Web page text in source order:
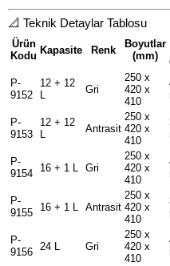
📐 Teknik Detaylar Tablosu
Ürün
Kodu Kapasite Renk
Boyutlar
(mm)
P-
9152
12 + 12
Gri
250 x
420 x
410
P-
9153
12 + 12
Antrasit
250 x
420 x
410
P-
9154
16 + 1 L Gri
250 x
420 x
410
P-
9155
16 + 1 L Antrasit
250 x
420 x
410
P-
9156
24 L Gri
250 x
420 x
410